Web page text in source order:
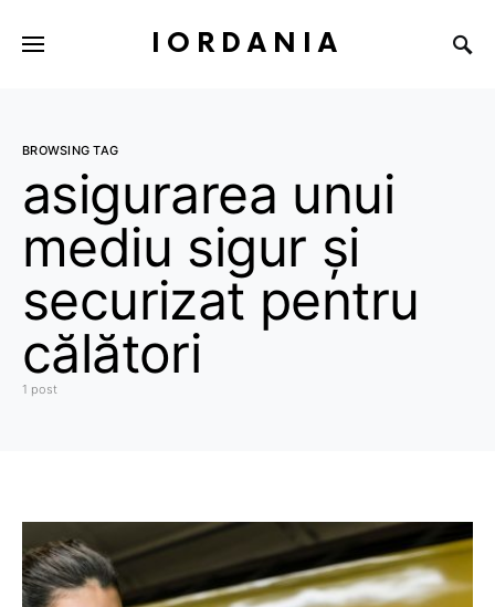
IORDANIA
BROWSING TAG
asigurarea unui
mediu sigur și
securizat pentru
călători
1 post